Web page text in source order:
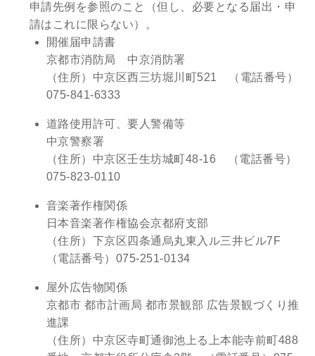
申請先例を参照のこと（但し、必要となる届出・申
請はこれに限らない）。
開催届申請書
京都市消防局 中京消防署
（住所）中京区西三坊堀川町521 （電話番号）
075-841-6333
道路使用許可、要人警備等
中京警察署
（住所）中京区壬生坊城町48-16 （電話番号）
075-823-0110
音楽著作権関係
日本音楽著作権協会京都府支部
（住所）下京区四条通烏丸東入ル三井ビル7F
（電話番号）075-251-0134
屋外広告物関係
京都市 都市計画局 都市景観部 広告景観づくり推
進課
（住所）中京区寺町通御池上る上本能寺前町488